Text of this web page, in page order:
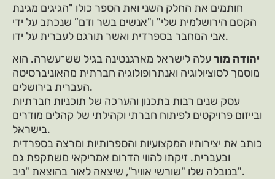
חותמים את החלק השני ואת הספר כולו "הגיגים מגינת
הקסם הירושלמית שלי" ו"אנשים בשר ודם” שנכתב על ידי
אבי המחבר בספרדית ואשר תורגם לעברית על ידו.
יהודה מור עלה לישראל מארגנטינה בגיל שש־עשרה. הוא
מוסמך לסוציולוגיה ואנתרופולוגיה חברתית מהאוניברסיטה
העברית בירושלים.
עסק שנים רבות בתכנון והערכה של תוכניות חברתיות
ובייזום פרויקטים לפיתוח חברתי וקהילתי של קהלים מודרים
בישראל.
כותב את יצירותיו המקצועיות והספרותיות ומרצה בספרדית
ובעברית. זיקתו להווי הדרום אמריקאי משתקפת גם
בנובלה שלו "שורשי אוויר", שיצאה לאור בהוצאת "ניב".